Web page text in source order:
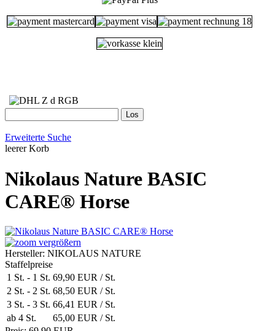
Erweiterte Suche
leerer Korb
Nikolaus Nature BASIC
CARE® Horse
vergrößern
Hersteller: NIKOLAUS NATURE
Staffelpreise
1 St. - 1 St. 69,90 EUR / St.
2 St. - 2 St. 68,50 EUR / St.
3 St. - 3 St. 66,41 EUR / St.
ab 4 St.
65,00 EUR / St.